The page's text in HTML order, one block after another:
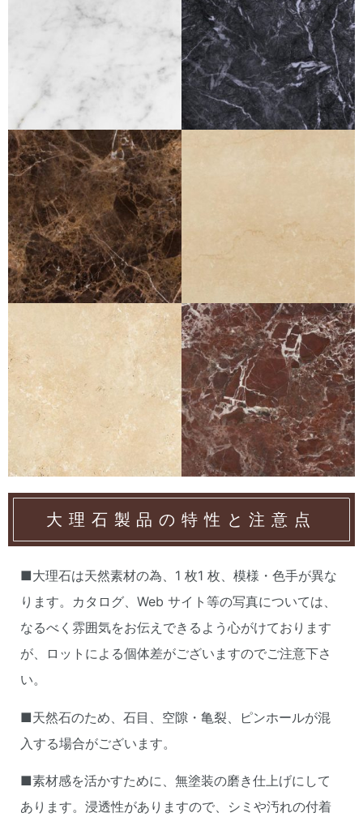
大理石製品の特性と注意点
■大理石は天然素材の為、1 枚1 枚、模様・色手が異な
ります。カタログ、Web サイト等の写真については、
なるべく雰囲気をお伝えできるよう心がけております
が、ロットによる個体差がございますのでご注意下さ
い。
■天然石のため、石目、空隙・亀裂、ピンホールが混
入する場合がございます。
■素材感を活かすために、無塗装の磨き仕上げにして
あります。浸透性がありますので、シミや汚れの付着